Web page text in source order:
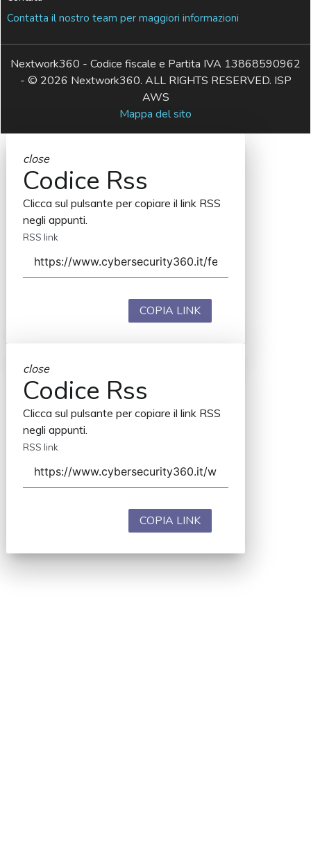
Contatta il nostro team per maggiori informazioni
Nextwork360 - Codice fiscale e Partita IVA 13868590962
- © 2026 Nextwork360. ALL RIGHTS RESERVED. ISP
AWS
Mappa del sito
close
Codice Rss
Clicca sul pulsante per copiare il link RSS
negli appunti.
RSS link
COPIA LINK
close
Codice Rss
Clicca sul pulsante per copiare il link RSS
negli appunti.
RSS link
COPIA LINK